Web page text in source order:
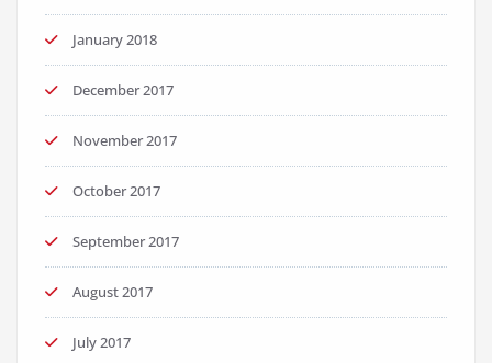
January 2018
December 2017
November 2017
October 2017
September 2017
August 2017
July 2017